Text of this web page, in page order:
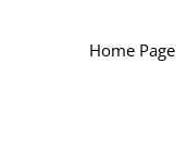
Home Page